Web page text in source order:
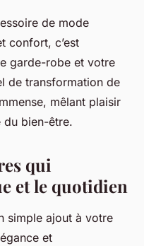
de mode
confort, c’est
garde-robe et votre
de transformation de
mêlant plaisir
du bien-être.
qui
et le quotidien
simple ajout à votre
et